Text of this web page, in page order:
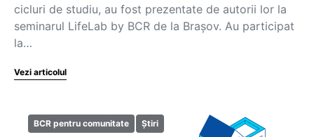
cicluri de studiu, au fost prezentate de autorii lor la
seminarul LifeLab by BCR de la Brașov. Au participat
la…
Vezi articolul
BCR pentru comunitate Știri